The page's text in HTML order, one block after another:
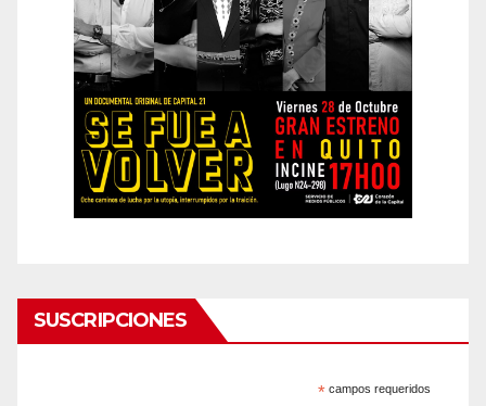
SUSCRIPCIONES
* campos requeridos